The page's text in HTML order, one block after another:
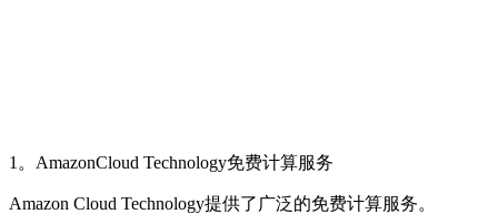
1。AmazonCloud Technology免费计算服务
Amazon Cloud Technology提供了广泛的免费计算服务。